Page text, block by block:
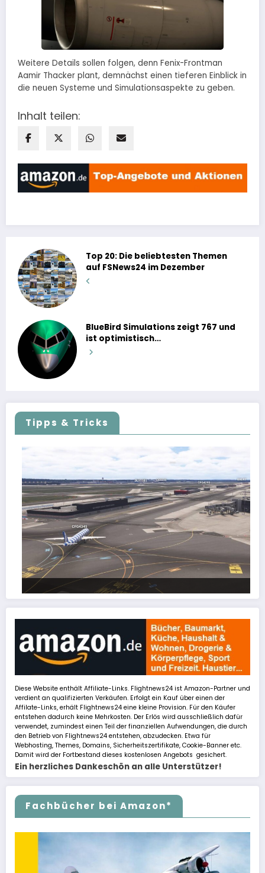
Weitere Details sollen folgen, denn Fenix-Frontman
Aamir Thacker plant, demnächst einen tieferen Einblick in
die neuen Systeme und Simulationsaspekte zu geben.
Inhalt teilen:
Top 20: Die beliebtesten Themen
auf FSNews24 im Dezember
BlueBird Simulations zeigt 767 und
ist optimistisch…
Tipps & Tricks
FSLTL Traffic: Tipps und Tricks, damit es klappt!
Diese Website enthält Affiliate-Links. Flightnews24 ist Amazon-Partner und
verdient an qualifizierten Verkäufen. Erfolgt ein Kauf über einen der
Affilate-Links, erhält Flightnews24 eine kleine Provision. Für den Käufer
entstehen dadurch keine Mehrkosten. Der Erlös wird ausschließlich dafür
verwendet, zumindest einen Teil der finanziellen Aufwendungen, die durch
den Betrieb von Flightnews24 entstehen, abzudecken. Etwa für
Webhosting, Themes, Domains, Sicherheitszertifikate, Cookie-Banner etc.
Damit wird der Fortbestand dieses kostenlosen Angebots gesichert.
Ein herzliches Dankeschön an alle Unterstützer!
Fachbücher bei Amazon*